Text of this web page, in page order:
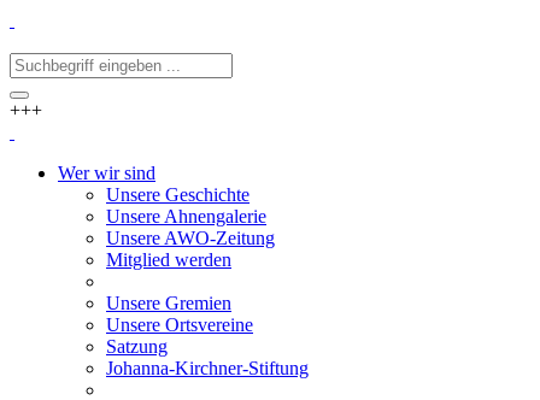
+++
Wer wir sind
Unsere Geschichte
Unsere Ahnengalerie
Unsere AWO-Zeitung
Mitglied werden
Unsere Gremien
Unsere Ortsvereine
Satzung
Johanna-Kirchner-Stiftung